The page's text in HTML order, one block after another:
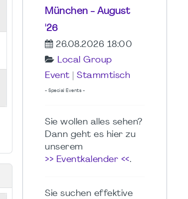
München - August
'26
26.08.2026 18:00
Local Group
Event
Stammtisch
- Special Events -
Sie wollen alles sehen?
Dann geht es hier zu
unserem
>> Eventkalender <<.
Sie suchen effektive